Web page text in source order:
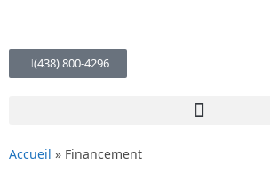
(438) 800-4296
Accueil » Financement